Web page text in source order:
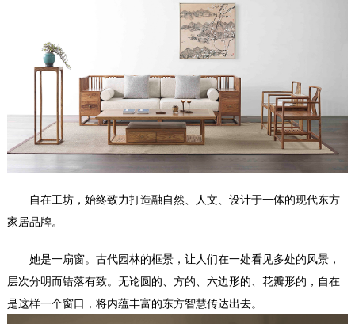
自在工坊，始终致力打造融自然、人文、设计于一体的现代东方
家居品牌。
她是一扇窗。古代园林的框景，让人们在一处看见多处的风景，
层次分明而错落有致。无论圆的、方的、六边形的、花瓣形的，自在
是这样一个窗口，将内蕴丰富的东方智慧传达出去。